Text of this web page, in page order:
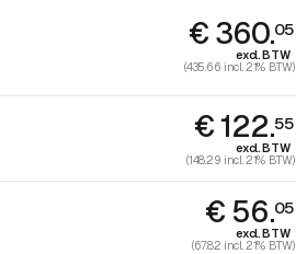
€ 360.05
excl. BTW
(435.66 incl. 21% BTW)
€ 122.55
excl. BTW
(148.29 incl. 21% BTW)
€ 56.05
excl. BTW
(67.82 incl. 21% BTW)